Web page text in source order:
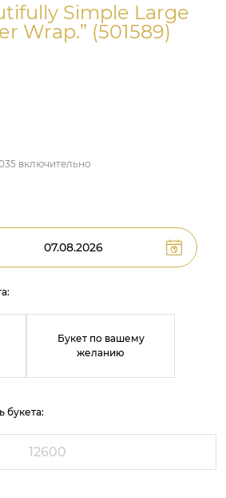
Simple Large
Wrap.” (501589)
включительно
Букет по вашему
желанию
букета: